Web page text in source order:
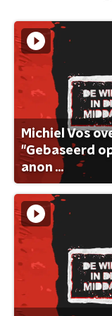
Michiel Vos
"Gebaseerd
anon ...